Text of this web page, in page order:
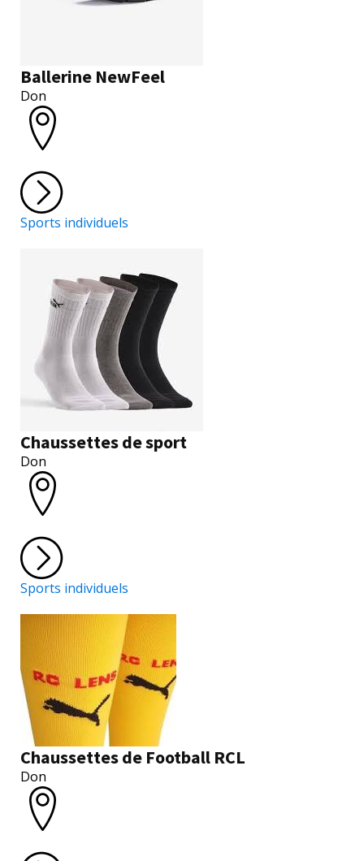
Ballerine NewFeel
Don
Sports individuels
Chaussettes de sport
Don
Sports individuels
Chaussettes de Football RCL
Don